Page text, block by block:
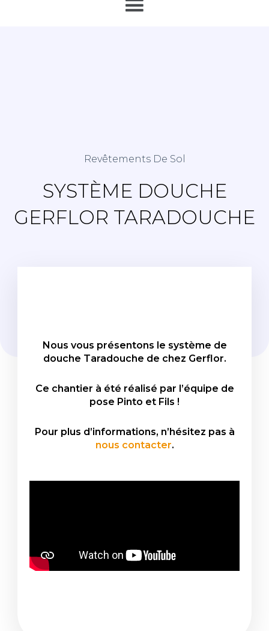
Revêtements De Sol
SYSTÈME DOUCHE
GERFLOR TARADOUCHE
Nous vous présentons le système de
douche Taradouche de chez Gerflor.
Ce chantier à été réalisé par l’équipe de
pose Pinto et Fils !
Pour plus d’informations, n’hésitez pas à
nous contacter.